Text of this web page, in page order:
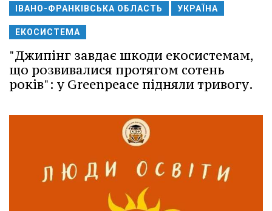
ІВАНО-ФРАНКІВСЬКА ОБЛАСТЬ УКРАЇНА
ЕКОСИСТЕМА
"Джипінг завдає шкоди екосистемам,
що розвивалися протягом сотень
років": у Greenpeace підняли тривогу.